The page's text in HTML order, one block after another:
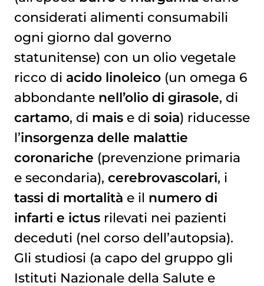
considerati alimenti consumabili
ogni giorno dal governo
statunitense) con un olio vegetale
ricco di acido linoleico(un omega 6
abbondante nell’olio di girasole, di
cartamo, di maise di soia) riducesse
l’insorgenza delle malattie
coronariche (prevenzione primaria
e secondaria), cerebrovascolari, i
tassi di mortalità e il numero di
infarti e ictus rilevati nei pazienti
deceduti (nel corso dell’autopsia).
Gli studiosi (a capo del gruppo gli
Istituti Nazionale della Salute e